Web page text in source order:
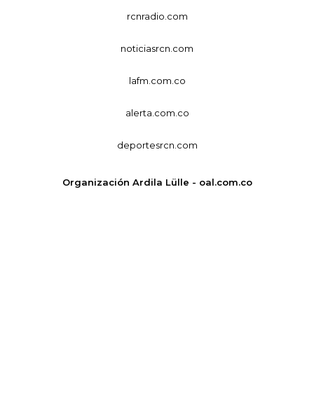
rcnradio.com
noticiasrcn.com
lafm.com.co
alerta.com.co
deportesrcn.com
Organización Ardila Lülle - oal.com.co